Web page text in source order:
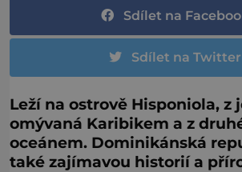
Sdílet na
Sdílet na
Leží na ostrově Hisponiola, z
omývaná Karibikem a z
oceánem. Dominikánská
také zajímavou historií a